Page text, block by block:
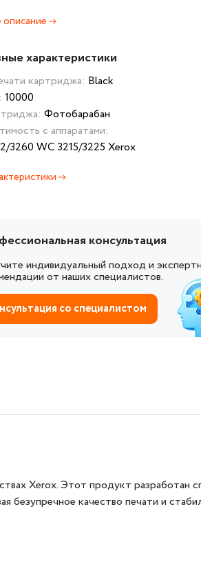
характеристики
картриджа: Black
10000
Фотобарабан
с аппаратами:
3260 WC 3215/3225 Xerox
консультация
индивидуальный подход и
от наших специалистов.
со специалистом
Xerox. Этот продукт разработан
безупречное качество печати и